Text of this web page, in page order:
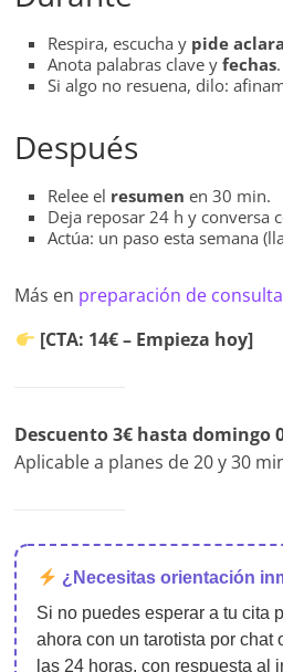
Respira, escucha y pide
Anota palabras clave yfechas.
Si algo no resuena, dilo:
Después
Relee el resumen en 30 min.
Deja reposar 24 h y conversa
Actúa: un paso esta semana
Más en preparación de consulta
[CTA: 14€ – Empieza hoy]
Descuento 3€ hasta domingo
Aplicable a planes de 20 y 30
¿Necesitas orientación
Si no puedes esperar a tu cita
ahora con un tarotista por chat
las 24 horas, con respuesta al